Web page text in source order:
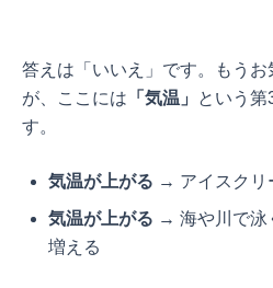
答えは「いいえ」です。もう
が、ここには 「気温」
という第
す。
気温が上がる → アイスクリ
気温が上がる → 海や川で泳
増える